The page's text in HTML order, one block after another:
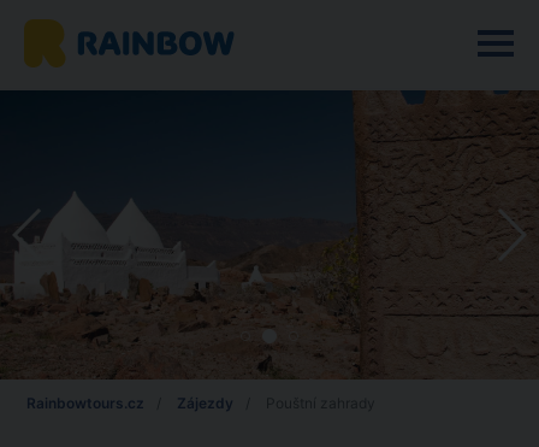
Rainbowtours.cz Zájezdy